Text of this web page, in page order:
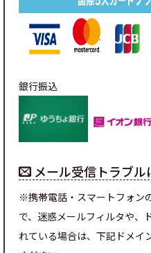
銀行振込
メール受信トラブル
※携帯電話・スマートフォン
で、迷惑メールフィルタや、
れている場合は、下記ドメイ